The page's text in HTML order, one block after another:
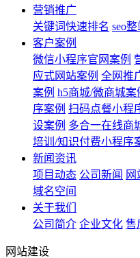
营销推广
关键词快速排名 seo
客户案例
微信小程序官网案例
应式网站案例 全网推
案例 h5商城/微商城案
序案例 扫码点餐小程
设案例 多合一在线商
培训/知识付费小程序
新闻资讯
项目动态 公司新闻
域名空间
关于我们
公司简介 企业文化 售
网站建设